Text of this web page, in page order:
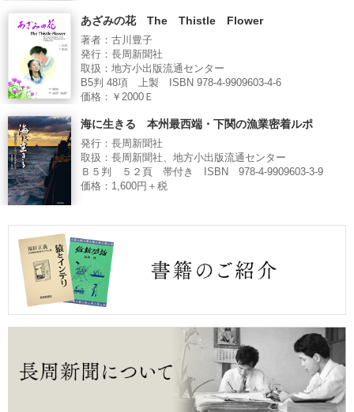
あざみの花 The Thistle Flower
著者：古川豊子
発行：長周新聞社
取扱：地方小出版流通センター
B5判 48項 上製 ISBN 978-4-9909603-4-6
価格：￥2000Ｅ
海に生きる 本州最西端・下関の漁業密着ルポ
発行：長周新聞社
取扱：長周新聞社、地方小出版流通センター
Ｂ５判 ５２頁 帯付き ISBN 978-4-9909603-3-9
価格：1,600円＋税